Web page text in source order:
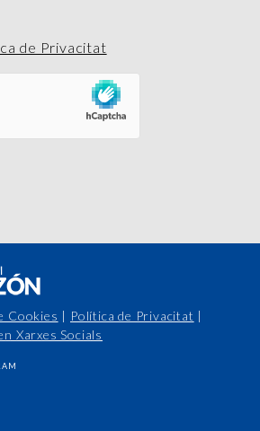
de Privacitat
Cookies | Política de Privacitat |
Xarxes Socials